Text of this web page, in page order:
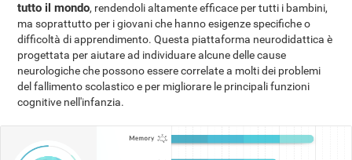
tutto il mondo, rendendoli altamente efficace per tutti i bambini,
ma soprattutto per i giovani che hanno esigenze specifiche o
difficoltà di apprendimento. Questa piattaforma neurodidattica è
progettata per aiutare ad individuare alcune delle cause
neurologiche che possono essere correlate a molti dei problemi
del fallimento scolastico e per migliorare le principali funzioni
cognitive nell'infanzia.